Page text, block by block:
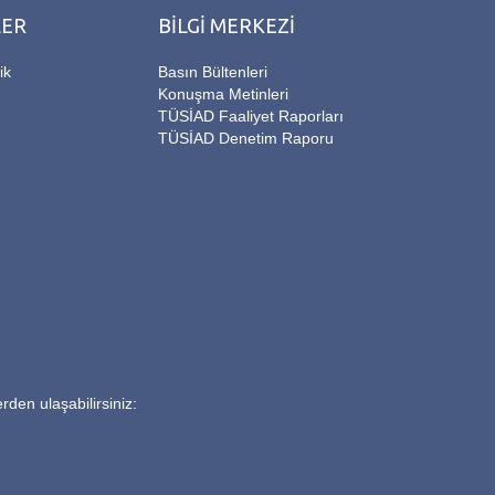
BİLGİ MERKEZİ
Basın Bültenleri
Konuşma Metinleri
TÜSİAD Faaliyet Raporları
TÜSİAD Denetim Raporu
ulaşabilirsiniz: